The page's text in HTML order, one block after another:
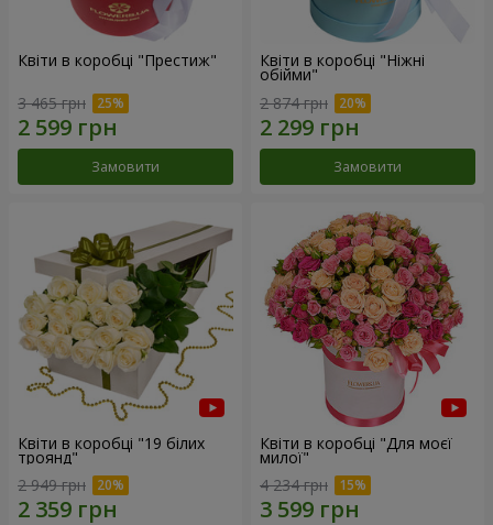
Квіти в коробці "Престиж"
3 465 грн
Замовити
Квіти в коробці "Ніжні
обійми"
2 874 грн
Замовити
Квіти в коробці "19 білих
троянд"
2 949 грн
Квіти в коробці "Для моєї
милої"
4 234 грн